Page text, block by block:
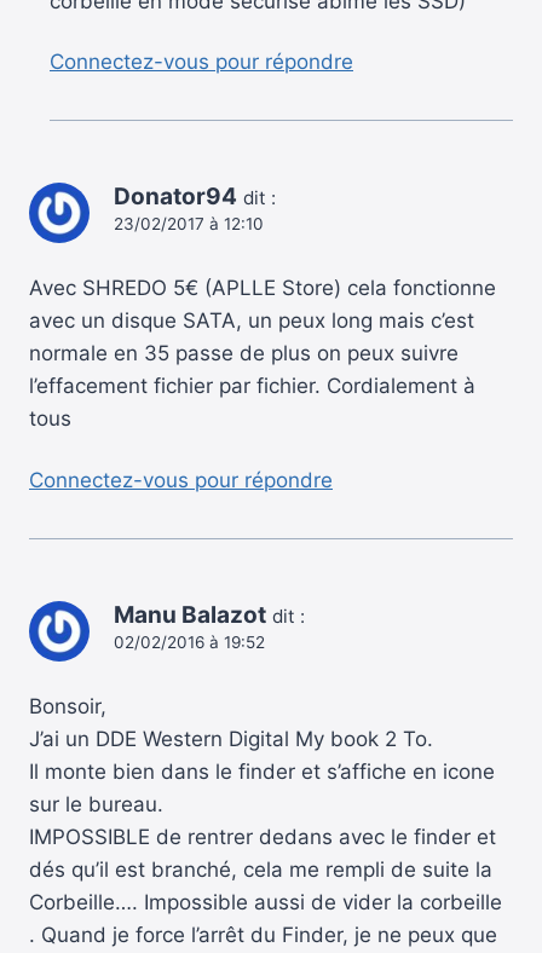
Connectez-vous pour répondre
Donator94 dit :
23/02/2017 à 12:10
Avec SHREDO 5€ (APLLE Store) cela fonctionne
avec un disque SATA, un peux long mais c’est
normale en 35 passe de plus on peux suivre
l’effacement fichier par fichier. Cordialement à
tous
Connectez-vous pour répondre
Manu Balazot dit :
02/02/2016 à 19:52
Bonsoir,
J’ai un DDE Western Digital My book 2 To.
Il monte bien dans le finder et s’affiche en icone
sur le bureau.
IMPOSSIBLE de rentrer dedans avec le finder et
dés qu’il est branché, cela me rempli de suite la
Corbeille…. Impossible aussi de vider la corbeille
. Quand je force l’arrêt du Finder, je ne peux que